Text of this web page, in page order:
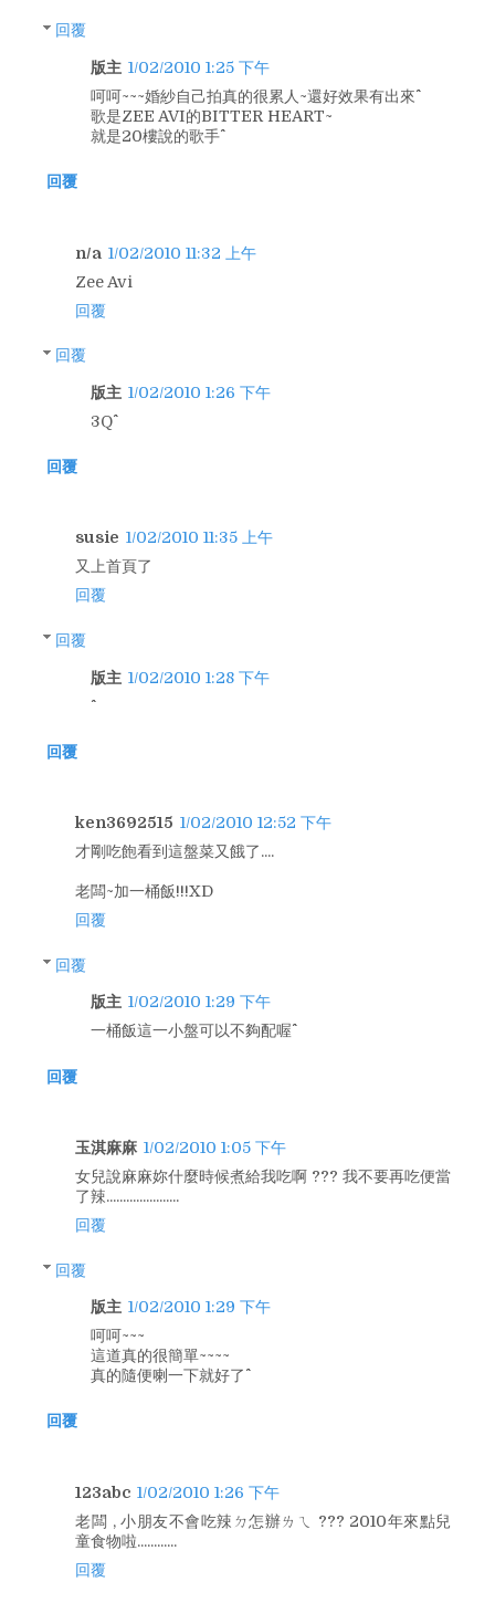
回覆
版主 1/02/2010 1:25 下午
呵呵~~~婚紗自己拍真的很累人~還好效果有出來^^
歌是ZEE AVI的BITTER HEART~
就是20樓說的歌手^^
回覆
n/a 1/02/2010 11:32 上午
Zee Avi
回覆
回覆
版主 1/02/2010 1:26 下午
3Q^^
回覆
susie 1/02/2010 11:35 上午
又上首頁了
回覆
回覆
版主 1/02/2010 1:28 下午
回覆
ken3692515 1/02/2010 12:52 下午
才剛吃飽看到這盤菜又餓了....
老闆~加一桶飯!!!XD
回覆
回覆
版主 1/02/2010 1:29 下午
一桶飯這一小盤可以不夠配喔^^
回覆
玉淇麻麻 1/02/2010 1:05 下午
女兒說麻麻妳什麼時候煮給我吃啊 ??? 我不要再吃便當
了辣......................
回覆
回覆
版主 1/02/2010 1:29 下午
呵呵~~~
這道真的很簡單~~~~
真的隨便喇一下就好了^^
回覆
123abc 1/02/2010 1:26 下午
老闆 , 小朋友不會吃辣ㄉ怎辦ㄌㄟ ??? 2010年來點兒
童食物啦............
回覆